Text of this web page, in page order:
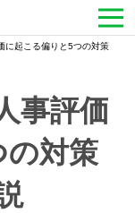
に起こる偏りと5つの対策
事評価
の対策